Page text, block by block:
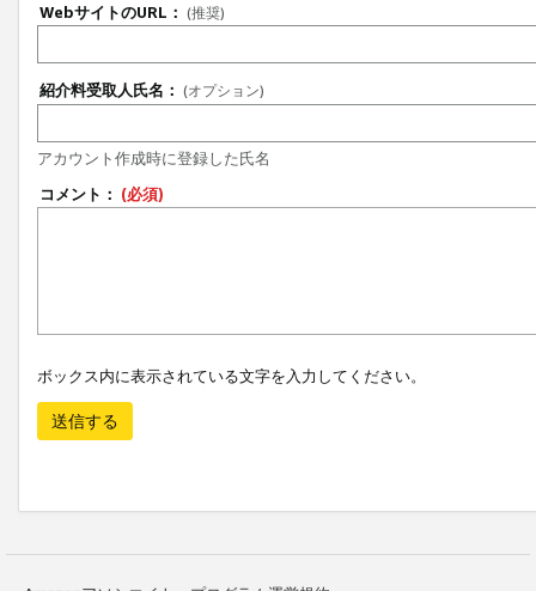
WebサイトのURL： (推奨)
紹介料受取人氏名： (オプション)
アカウント作成時に登録した氏名
コメント： (必須)
ボックス内に表示されている文字を入力してください。
送信する